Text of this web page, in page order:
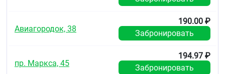
Авиагородок, 38
190.00 ₽
Забронировать
пр. Маркса, 45
194.97 ₽
Забронировать